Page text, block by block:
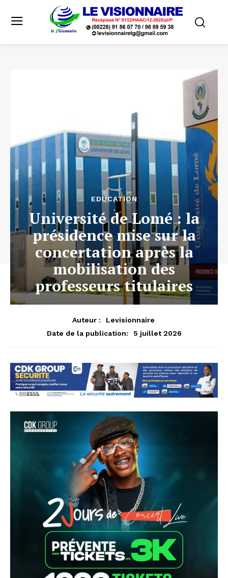
EDUCATION
Université de Lomé : la
présidence mise sur la
concertation après la
mobilisation des
professeurs titulaires
Auteur :
Levisionnaire
Date de la publication:
5 juillet 2026